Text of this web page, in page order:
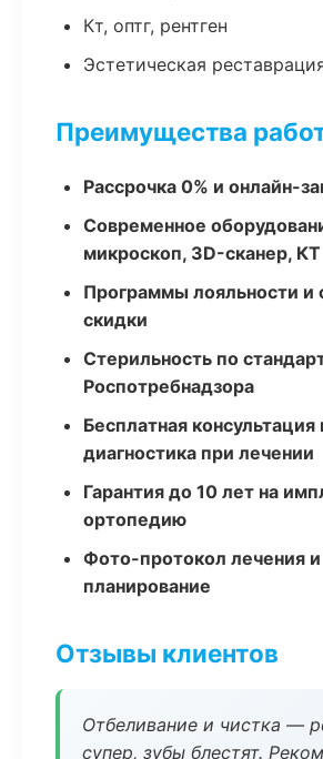
Кт, оптг, рентген
Эстетическая
Преимущества
Рассрочка 0% и онлайн-
Современное
микроскоп, 3D-сканер, КТ
Программы лояльности и
скидки
Стерильность по
Роспотребнадзора
Бесплатная консультация
диагностика при лечении
Гарантия до 10 лет на
ортопедию
Фото-протокол лечения
планирование
Отзывы клиентов
Отбеливание и чистка —
супер, зубы блестят.